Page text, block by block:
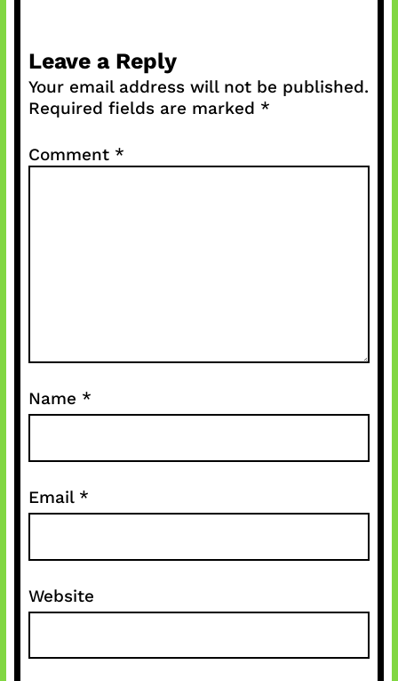
Leave a Reply
Your email address will not be published.
Required fields are marked *
Comment *
Name *
Email *
Website